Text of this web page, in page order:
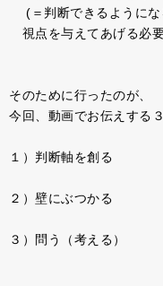
(＝判断できるようにな
視点を与えてあげる必要
そのために行ったのが、
今回、動画でお伝えする
１）判断軸を創る
２）壁にぶつかる
３）問う（考える）